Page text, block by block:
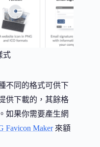
式
不同的格式可供下
供下載的，其餘格
如果你需要產生網
Favicon Maker來額